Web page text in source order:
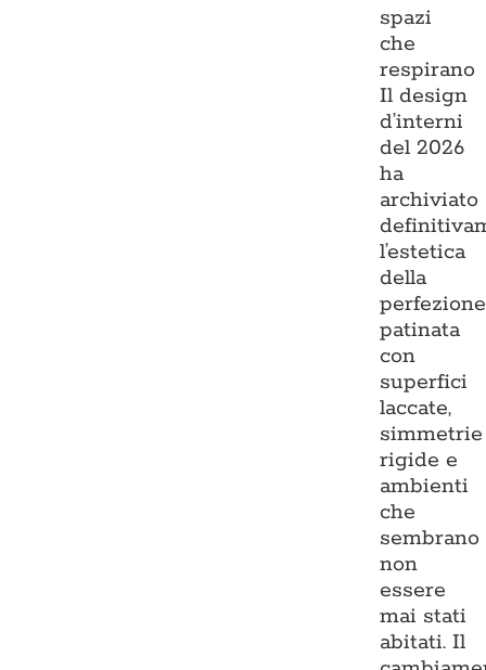
spazi
che
respirano
Il design
d’interni
del 2026
ha
archiviato
l’estetica
della
perfezione
patinata
con
superfici
laccate,
simmetrie
rigide e
ambienti
che
sembrano
non
essere
mai stati
abitati. Il